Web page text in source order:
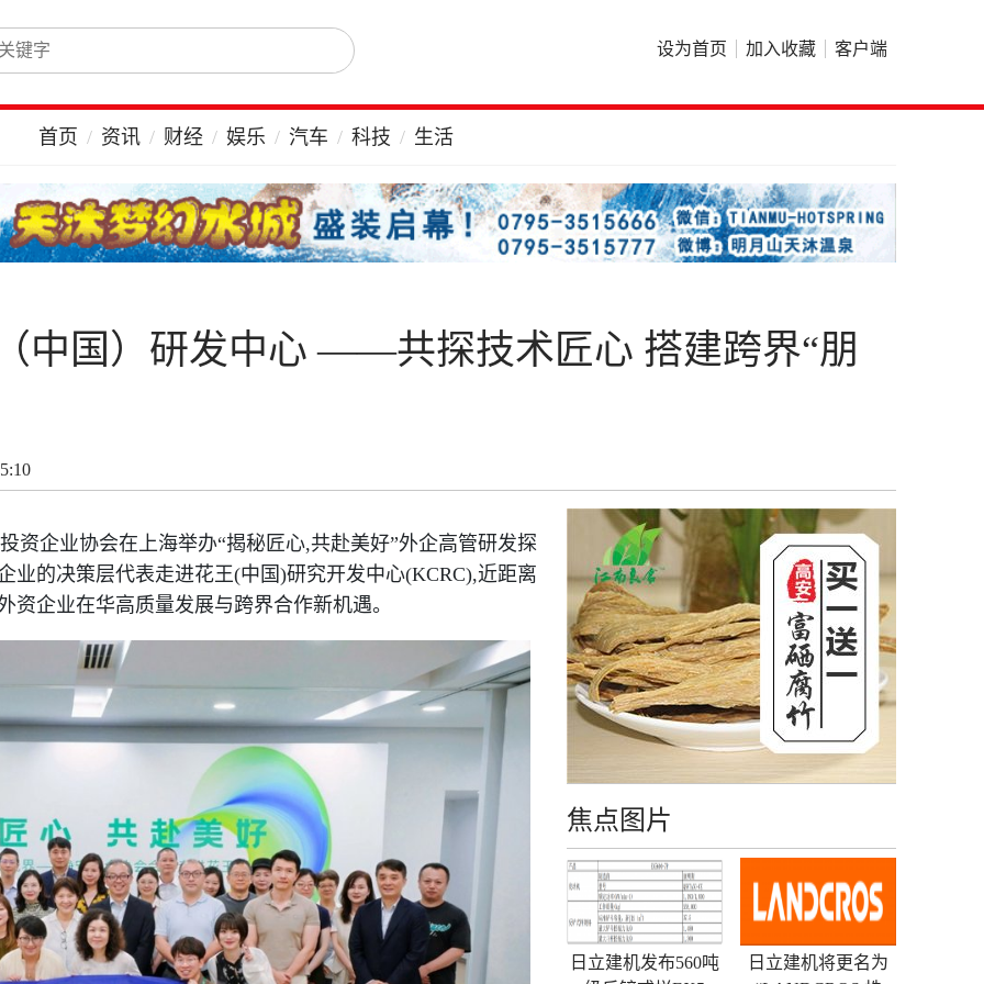
设为首页 加入收藏 客户端
首页 资讯 财经 娱乐 汽车 科技 生活
中国）研发中心 ——共探技术匠心 搭建跨界“朋
资企业协会在上海举办“揭秘匠心,共赴美好”外企高管研发探
业的决策层代表走进花王(中国)研究开发中心(KCRC),近距离
企业在华高质量发展与跨界合作新机遇。
焦点图片
日立建机发布560吨
日立建机将更名为